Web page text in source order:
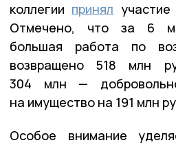
коллегии принял
Отмечено, что за 6
большая работа по
возвращено 518 млн
304 млн —
на имущество на 191 млн
Особое внимание